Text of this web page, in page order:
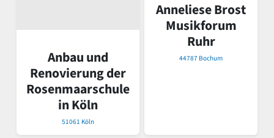
Anbau und
Renovierung der
Rosenmaarschule
in Köln
51061 Köln
Anneliese Brost
Musikforum
Ruhr
44787 Bochum